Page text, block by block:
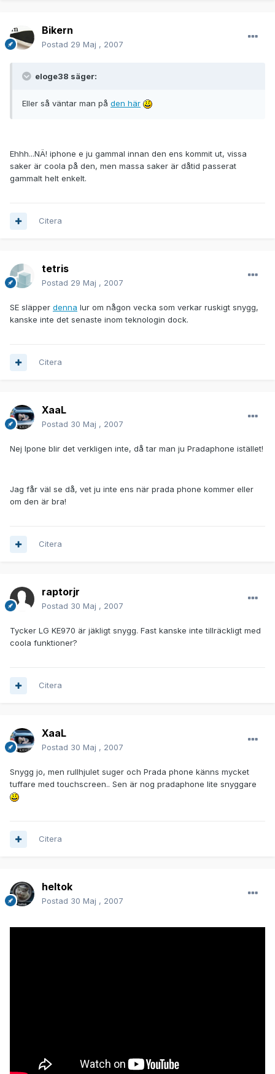
Bikern
Postad 29 Maj , 2007
eloge38 säger:
Eller så väntar man på den här
Ehhh...NÄ! iphone e ju gammal innan den ens kommit ut, vissa
saker är coola på den, men massa saker är dåtid passerat
gammalt helt enkelt.
Citera
tetris
Postad 29 Maj , 2007
SE släpper denna lur om någon vecka som verkar ruskigt snygg,
kanske inte det senaste inom teknologin dock.
Citera
XaaL
Postad 30 Maj , 2007
Nej Ipone blir det verkligen inte, då tar man ju Pradaphone istället!
Jag får väl se då, vet ju inte ens när prada phone kommer eller
om den är bra!
Citera
raptorjr
Postad 30 Maj , 2007
Tycker LG KE970 är jäkligt snygg. Fast kanske inte tillräckligt med
coola funktioner?
Citera
XaaL
Postad 30 Maj , 2007
Snygg jo, men rullhjulet suger och Prada phone känns mycket
tuffare med touchscreen.. Sen är nog pradaphone lite snyggare
Citera
heltok
Postad 30 Maj , 2007